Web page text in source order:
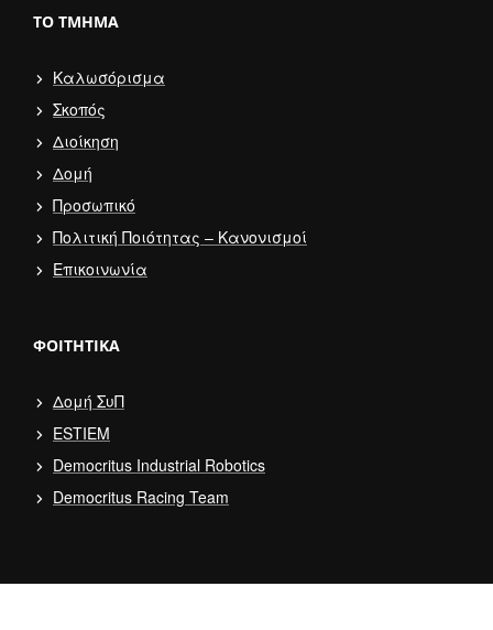
ΤΟ ΤΜΉΜΑ
Καλωσόρισμα
Σκοπός
Διοίκηση
Δομή
Προσωπικό
Πολιτική Ποιότητας – Κανονισμοί
Επικοινωνία
ΦΟΙΤΗΤΙΚΆ
Δομή ΣυΠ
ESTIEM
Democritus Industrial Robotics
Democritus Racing Team